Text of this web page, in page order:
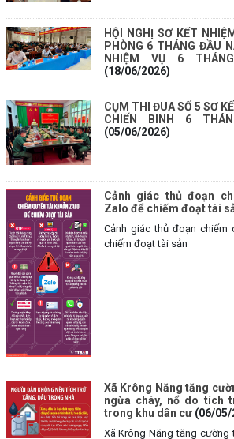
HỘI NGHỊ SƠ KẾT
PHÒNG 6 THÁNG ĐẦU
NHIỆM VỤ 6
(18/06/2026)
CỤM THI ĐUA SỐ 5 SƠ
CHIẾN BINH 6
(05/06/2026)
Cảnh giác thủ đoạn
Zalo để chiếm đoạt tài
Cảnh giác thủ đoạn chiếm
chiếm đoạt tài sản
Xã Krông Năng tăng
ngừa cháy, nổ do tích
trong khu dân cư (06/05/
Xã Krông Năng tăng cường